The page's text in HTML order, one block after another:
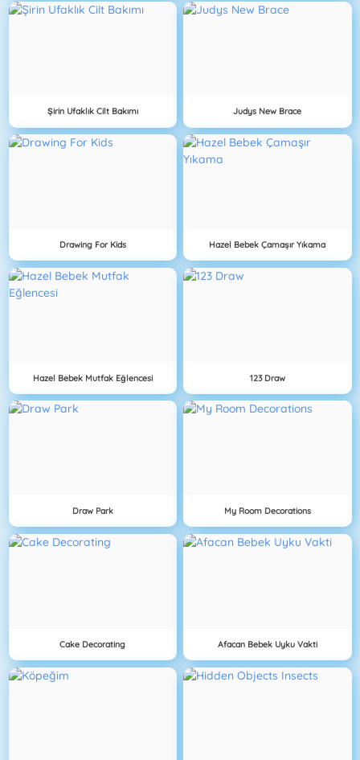
Şirin Ufaklık Cilt Bakımı Judys New Brace
Drawing For Kids Hazel Bebek Çamaşır Yıkama
Hazel Bebek Mutfak Eğlencesi 123 Draw
Draw Park My Room Decorations
Cake Decorating Afacan Bebek Uyku Vakti